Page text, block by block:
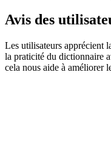
Avis des
Les utilisateurs apprécient
la praticité du dictionnaire
cela nous aide à améliorer